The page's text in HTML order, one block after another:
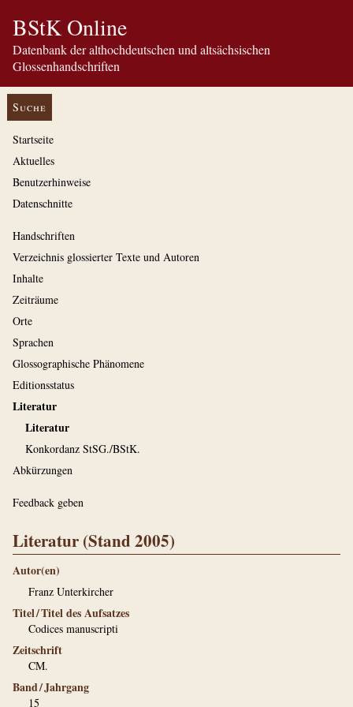
BStK Online
Datenbank der althochdeutschen und altsächsischen
Glossenhandschriften
Suche
Startseite
Aktuelles
Benutzerhinweise
Datenschnitte
Handschriften
Verzeichnis glossierter Texte und Autoren
Inhalte
Zeiträume
Orte
Sprachen
Glossographische Phänomene
Editionsstatus
Literatur
Literatur
Konkordanz StSG./BStK.
Abkürzungen
Feedback geben
Literatur (Stand 2005)
Autor(en)
Franz Unterkircher
Titel / Titel des Aufsatzes
Codices manuscripti
Zeitschrift
CM.
Band / Jahrgang
15